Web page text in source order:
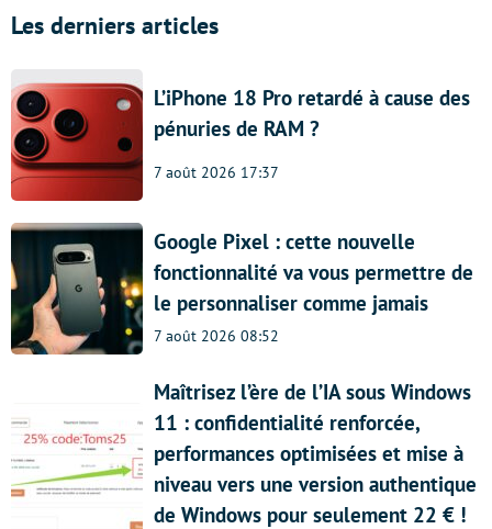
Les derniers articles
L’iPhone 18 Pro retardé à cause des
pénuries de RAM ?
7 août 2026 17:37
Google Pixel : cette nouvelle
fonctionnalité va vous permettre de
le personnaliser comme jamais
7 août 2026 08:52
Maîtrisez l’ère de l’IA sous Windows
11 : confidentialité renforcée,
performances optimisées et mise à
niveau vers une version authentique
de Windows pour seulement 22 € !